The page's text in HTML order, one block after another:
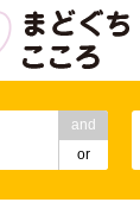
and
or